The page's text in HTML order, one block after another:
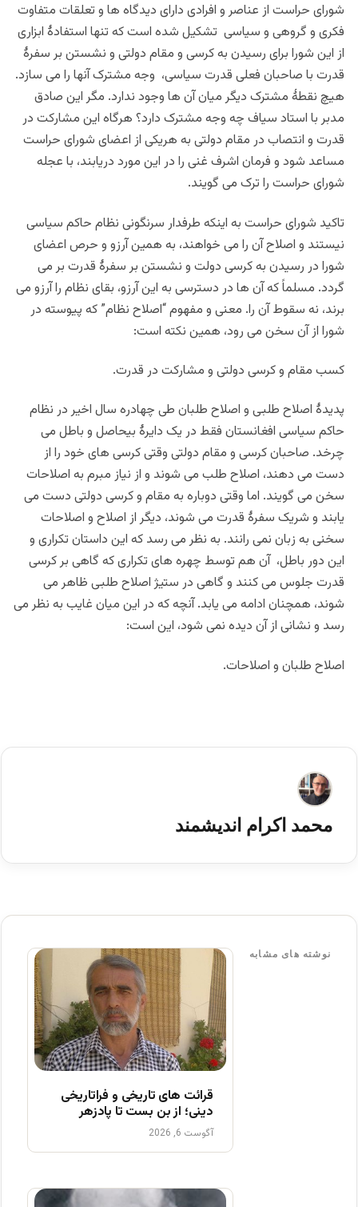
شورای حراست از عناصر و افرادی دارای دیدگاه ها و تعلقات متفاوت
فکری و گروهی و سیاسی تشکیل شده است که تنها استفادۀ ابزاری
از این شورا برای رسیدن به کرسی و مقام دولتی و نشستن بر سفرۀ
قدرت با صاحبان فعلی قدرت سیاسی، وجه مشترک آنها را می سازد.
هیچ نقطۀ مشترک دیگر میان آن ها وجود ندارد. مگر این صادق
مدبر با استاد سیاف چه وجه مشترک دارد؟ هرگاه این مشارکت در
قدرت و انتصاب در مقام دولتی به هریکی از اعضای شورای حراست
مساعد شود و فرمان اشرف غنی را در این مورد دریابند، با عجله
شورای حراست را ترک می گویند.
تاکید شورای حراست به اینکه طرفدار سرنگونی نظام حاکم سیاسی
نیستند و اصلاح آن را می خواهند، به همین آرزو و حرص اعضای
شورا در رسیدن به کرسی دولت و نشستن بر سفرۀ قدرت بر می
گردد. مسلماً که آن ها در دسترسی به این آرزو، بقای نظام را آرزو می
برند، نه سقوط آن را. معنی و مفهوم “اصلاح نظام” که پیوسته در
شورا از آن سخن می رود، همین نکته است:
کسب مقام و کرسی دولتی و مشارکت در قدرت.
پدیدۀ اصلاح طلبی و اصلاح طلبان طی چهادره سال اخیر در نظام
حاکم سیاسی افغانستان فقط در یک دایرۀ بیحاصل و باطل می
چرخد. صاحبان کرسی و مقام دولتی وقتی کرسی های خود را از
دست می دهند، اصلاح طلب می شوند و از نیاز مبرم به اصلاحات
سخن می گویند. اما وقتی دوباره به مقام و کرسی دولتی دست می
یابند و شریک سفرۀ قدرت می شوند، دیگر از اصلاح و اصلاحات
سخنی به زبان نمی رانند. به نظر می رسد که این داستان تکراری و
این دور باطل، آن هم توسط چهره های تکراری که گاهی بر کرسی
قدرت جلوس می کنند و گاهی در ستیژ اصلاح طلبی ظاهر می
شوند، همچنان ادامه می یابد. آنچه که در این میان غایب به نظر می
رسد و نشانی از آن دیده نمی شود، این است:
اصلاح طلبان و اصلاحات.
محمد اکرام اندیشمند
نوشته های مشابه
قرائت های تاریخی و فراتاریخی
دینی؛ از بن بست تا پادزهر
آگوست 6, 2026